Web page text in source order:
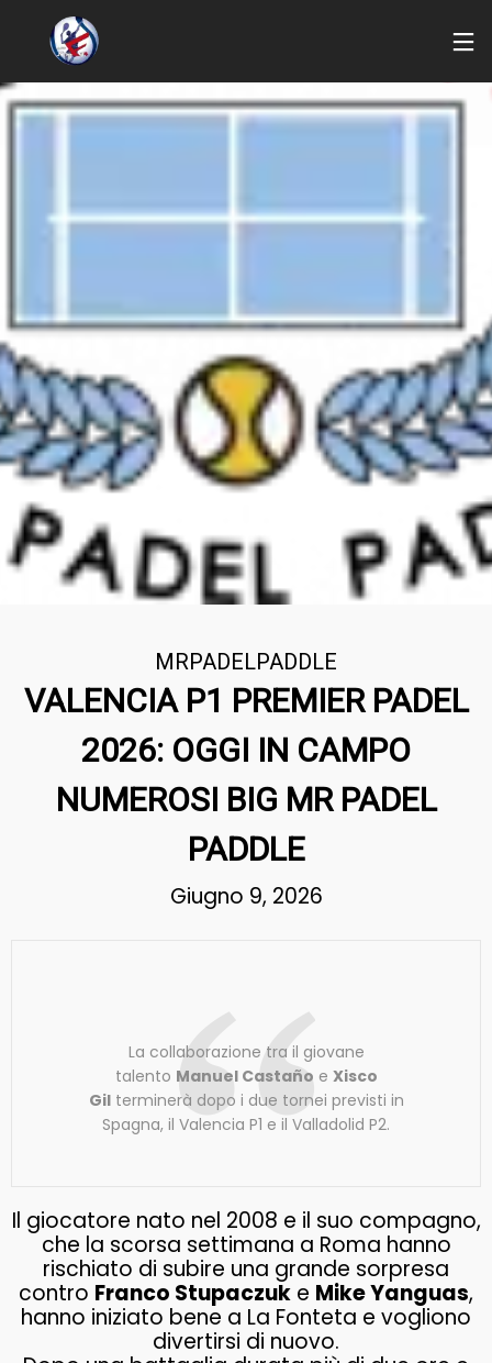
MRPADELPADDLE
VALENCIA P1 PREMIER PADEL
2026: OGGI IN CAMPO
NUMEROSI BIG MR PADEL
PADDLE
Giugno 9, 2026
La collaborazione tra il giovane
talento Manuel Castaño e Xisco
Gilterminerà dopo i due tornei previsti in
Spagna, il Valencia P1 e il Valladolid P2.
Il giocatore nato nel 2008 e il suo compagno,
che la scorsa settimana a Roma hanno
rischiato di subire una grande sorpresa
contro Franco Stupaczuk e Mike Yanguas,
hanno iniziato bene a La Fonteta e vogliono
divertirsi di nuovo.